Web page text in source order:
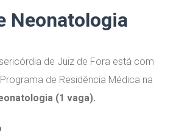
Neonatologia
de Juiz de Fora está com
de Residência Médica na
(1 vaga).